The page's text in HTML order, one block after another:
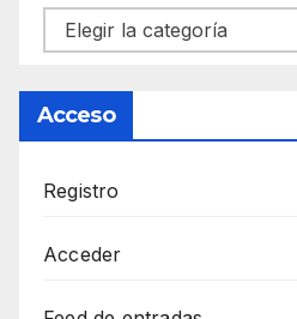
Categorías
Acceso
Registro
Acceder